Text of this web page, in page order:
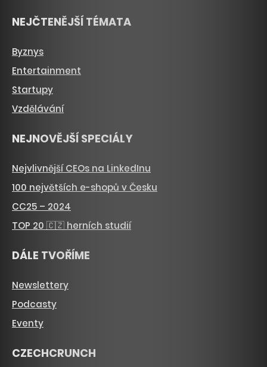
NEJČTENĚJŠÍ TÉMATA
Byznys
Entertainment
Startupy
Vzdělávání
NEJNOVĚJŠÍ SPECIÁLY
Nejvlivnější CEOs na LinkedInu
100 největších e-shopů v Česku
CC25 – 2024
TOP 20 🇨🇿 herních studií
DÁLE TVOŘÍME
Newslettery
Podcasty
Eventy
CZECHCRUNCH